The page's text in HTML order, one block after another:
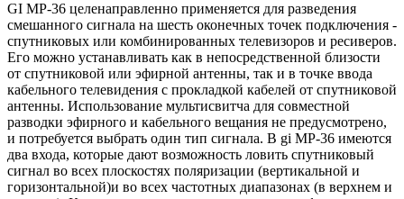
GI MP-36 целенаправленно применяется для разведения
смешанного сигнала на шесть оконечных точек подключения -
спутниковых или комбинированных телевизоров и ресиверов.
Его можно устанавливать как в непосредственной близости
от спутниковой или эфирной антенны, так и в точке ввода
кабельного телевидения с прокладкой кабелей от спутниковой
антенны. Использование мультисвитча для совместной
разводки эфирного и кабельного вещания не предусмотрено,
и потребуется выбрать один тип сигнала. В gi MP-36 имеются
два входа, которые дают возможность ловить спутниковый
сигнал во всех плоскостях поляризации (вертикальной и
горизонтальной)и во всех частотных диапазонах (в верхнем и